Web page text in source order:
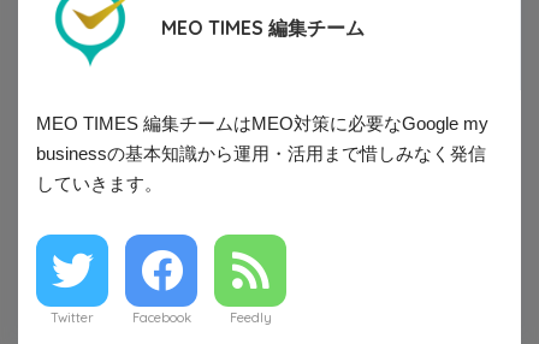
MEO TIMES 編集チーム
MEO TIMES 編集チームはMEO対策に必要なGoogle my
businessの基本知識から運用・活用まで惜しみなく発信
していきます。
Twitter Facebook Feedly